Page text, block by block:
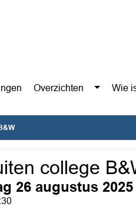
Overzichten Wie
college
26 augustus 2025